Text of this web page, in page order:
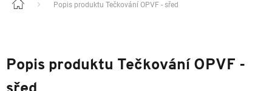
Domů Popis produktu Tečkování OPVF - sřed
Popis produktu Tečkování OPVF -